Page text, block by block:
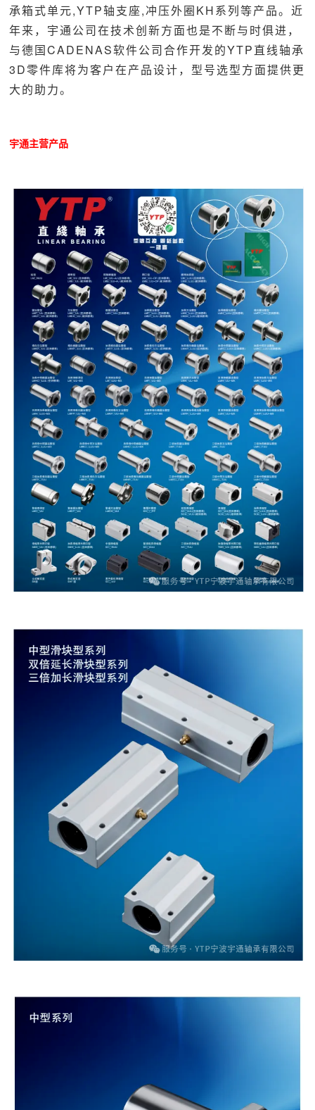
承箱式单元,YTP轴支座,冲压外圈KH系列等产品。近
年来，宇通公司在技术创新方面也是不断与时俱进，
与德国CADENAS软件公司合作开发的YTP直线轴承
3D零件库将为客户在产品设计，型号选型方面提供更
大的助力。
宇通主营产品